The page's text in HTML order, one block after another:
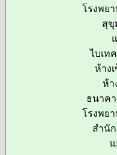
โรงพย
สุขุ
ไบเท
ห้าง
ห้า
ธนาค
โรงพย
สำนั